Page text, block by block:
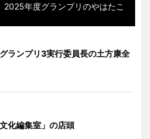
2025年度グランプリのやはたこ
ランプリ3実行委員長の土方康全
文化編集室」の店頭